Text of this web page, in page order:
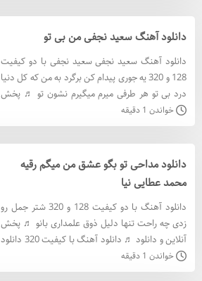
دانلود آهنگ سعید نجفی من بی تو
دانلود آهنگ سعید نجفی سعید نجفی با دو کیفیت
128 و 320 یه جوری پیدام کن برگرد به من که کل دنیا
درد بی تو هر طرفی میرم میگیرم نشون تو ♬ پخش
آنلاین و دانلود ♬ دانلود آهنگ سعید نجفی با کيفيت
خواندن 1 دقیقه
دانلود مداحی تو بگو عشق من میگم رقیه
محمد عطایی نیا
دانلود آهنگ با دو کیفیت 128 و 320 شتر جمل رو
زدی چه راحت تنها دلیل ذوق علمداری بانو ♬ پخش
آنلاین و دانلود ♬ دانلود آهنگ با کيفيت 320 دانلود
میگم رقیه
خواندن 1 دقیقه